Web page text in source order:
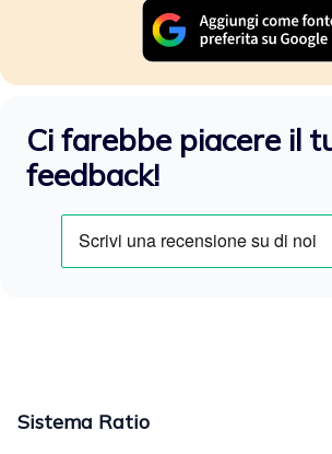
Ci farebbe piacere il
feedback!
Sistema Ratio